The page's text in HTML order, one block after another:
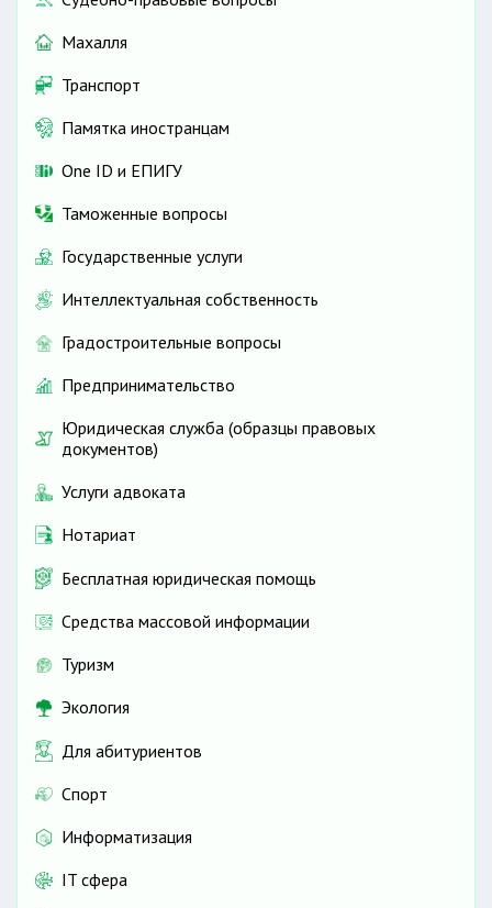
Махалля
Транспорт
Памятка иностранцам
One ID и ЕПИГУ
Таможенные вопросы
Государственные услуги
Интеллектуальная собственность
Градостроительные вопросы
Предпринимательство
Юридическая служба (образцы правовых
документов)
Услуги адвоката
Нотариат
Бесплатная юридическая помощь
Средства массовой информации
Туризм
Экология
Для абитуриентов
Спорт
Информатизация
IT сфера